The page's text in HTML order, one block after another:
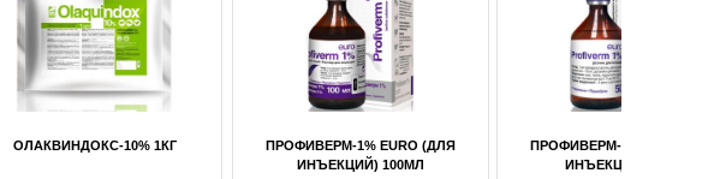
(ДЛЯ
ПРОФИВЕРМ-1% EURO (ДЛЯ
ПРОФИВЕРМ-1% EURO (ДЛЯ